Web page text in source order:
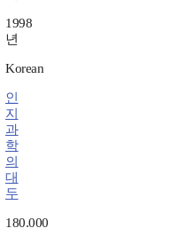
1998
년
Korean
인
지
과
학
의
대
두
180.000